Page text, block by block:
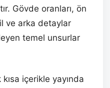
Gövde oranları, ön
ve arka detaylar
temel unsurlar
içerikle yayında